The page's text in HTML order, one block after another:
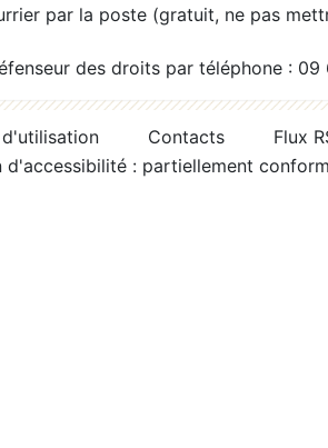
par la poste (gratuit, ne pas
des droits par téléphone :
Contacts
Flux
d'accessibilité : partiellement